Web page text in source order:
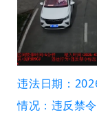
违法日期：
情况：违反禁